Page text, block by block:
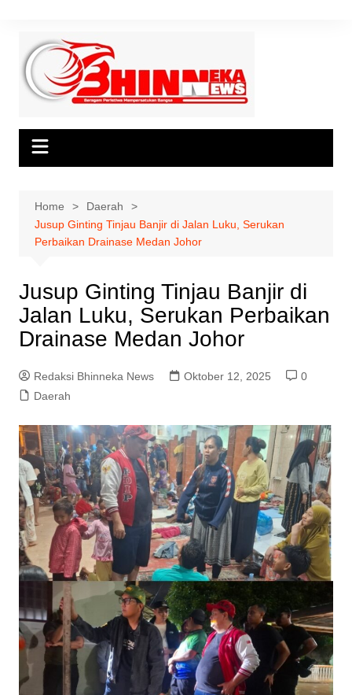
content
Home
Daerah
Jusup Ginting Tinjau Banjir di Jalan Luku, Serukan
Perbaikan Drainase Medan Johor
Jusup Ginting Tinjau Banjir di
Jalan Luku, Serukan Perbaikan
Drainase Medan Johor
Redaksi Bhinneka News Oktober 12, 2025
0
Daerah